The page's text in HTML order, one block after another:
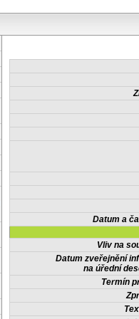
Datum a
Vliv na
Datum zveřejnění
na úřední
Termín